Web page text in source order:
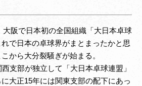
阪で日本初の全国組織「大日本卓球
で日本の卓球界がまとまったかと思
から大分裂騒ぎが始まる。
支部が独立して「大日本卓球連盟」
大正15年には関東支部の配下にあっ